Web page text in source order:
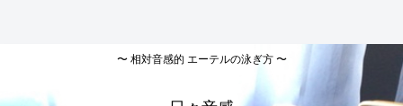
〜 相対音感的 エーテルの泳ぎ方 〜